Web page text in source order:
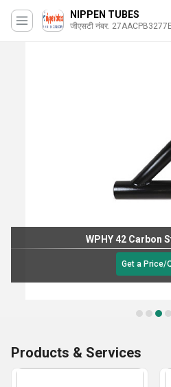
NIPPEN TUBES
जीएसटी नंबर.
WPHY 42 Carbon
Get a Price/
Products & Services